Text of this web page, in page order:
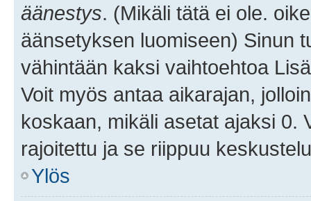
äänestys. (Mikäli tätä ei ole.
äänsetyksen luomiseen) Sinun
vähintään kaksi vaihtoehtoa
Voit myös antaa aikarajan,
koskaan, mikäli asetat ajaksi 0.
rajoitettu ja se riippuu
Ylös